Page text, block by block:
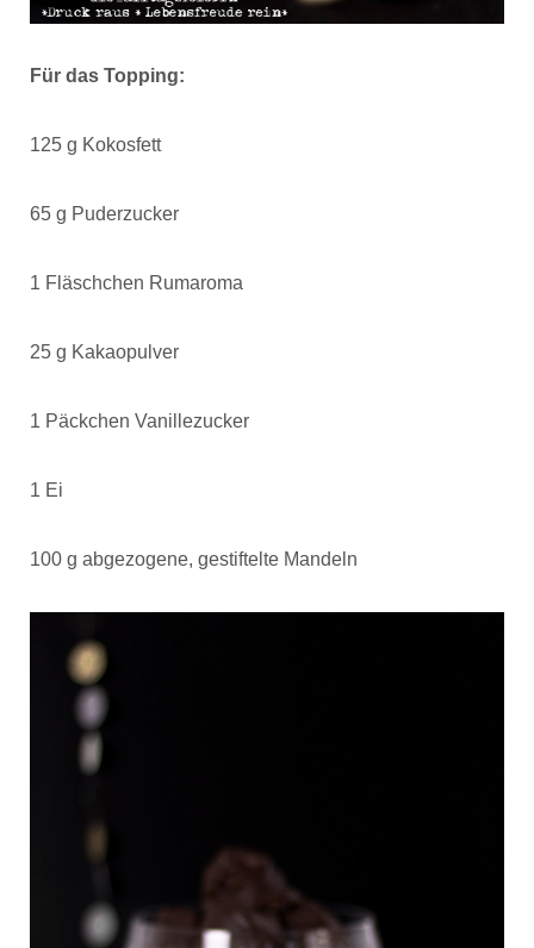
Für das Topping:
125 g Kokosfett
65 g Puderzucker
1 Fläschchen Rumaroma
25 g Kakaopulver
1 Päckchen Vanillezucker
1 Ei
100 g abgezogene, gestiftelte Mandeln